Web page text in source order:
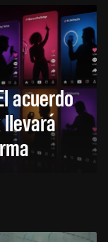
acuerdo
llevará